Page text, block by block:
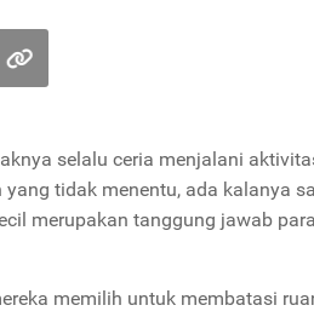
selalu ceria menjalani
tidak menentu, ada kalanya
merupakan tanggung jawab
memilih untuk membatasi